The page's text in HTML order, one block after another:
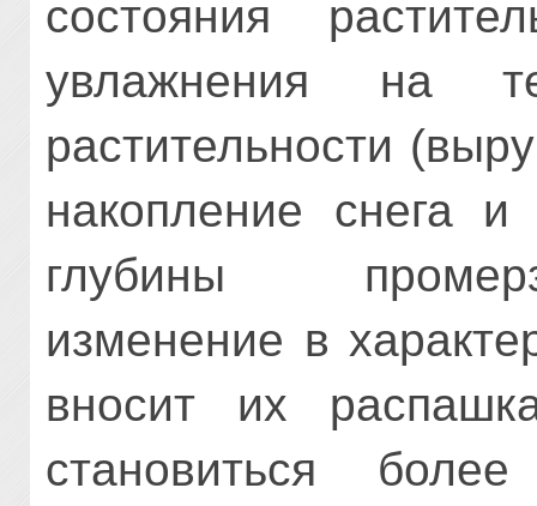
состояния
увлажнения на
растительности
накопление снега и
глубины
изменение в
вносит их
становиться